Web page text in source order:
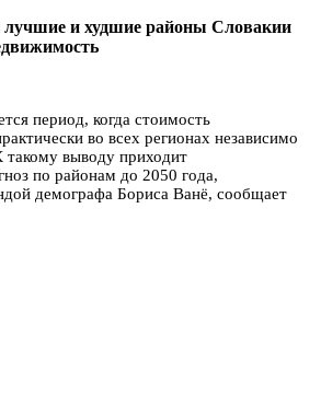
лучшие и худшие районы Словакии
период, когда стоимость
во всех регионах независимо
такому выводу приходит
по районам до 2050 года,
демографа Бориса Ванё, сообщает